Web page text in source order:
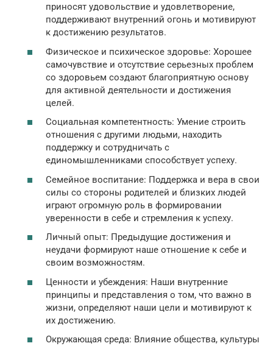
приносят удовольствие и удовлетворение,
поддерживают внутренний огонь и мотивируют
к достижению результатов.
Физическое и психическое здоровье: Хорошее
самочувствие и отсутствие серьезных проблем
со здоровьем создают благоприятную основу
для активной деятельности и достижения
целей.
Социальная компетентность: Умение строить
отношения с другими людьми, находить
поддержку и сотрудничать с
единомышленниками способствует успеху.
Семейное воспитание: Поддержка и вера в свои
силы со стороны родителей и близких людей
играют огромную роль в формировании
уверенности в себе и стремления к успеху.
Личный опыт: Предыдущие достижения и
неудачи формируют наше отношение к себе и
своим возможностям.
Ценности и убеждения: Наши внутренние
принципы и представления о том, что важно в
жизни, определяют наши цели и мотивируют к
их достижению.
Окружающая среда: Влияние общества, культуры